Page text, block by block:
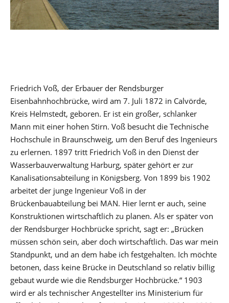
Friedrich Voß, der Erbauer der Rendsburger
Eisenbahnhochbrücke, wird am 7. Juli 1872 in Calvörde,
Kreis Helmstedt, geboren. Er ist ein großer, schlanker
Mann mit einer hohen Stirn. Voß besucht die Technische
Hochschule in Braunschweig, um den Beruf des Ingenieurs
zu erlernen. 1897 tritt Friedrich Voß in den Dienst der
Wasserbauverwaltung Harburg, später gehört er zur
Kanalisationsabteilung in Königsberg. Von 1899 bis 1902
arbeitet der junge Ingenieur Voß in der
Brückenbauabteilung bei MAN. Hier lernt er auch, seine
Konstruktionen wirtschaftlich zu planen. Als er später von
der Rendsburger Hochbrücke spricht, sagt er: „Brücken
müssen schön sein, aber doch wirtschaftlich. Das war mein
Standpunkt, und an dem habe ich festgehalten. Ich möchte
betonen, dass keine Brücke in Deutschland so relativ billig
gebaut wurde wie die Rendsburger Hochbrücke.“ 1903
wird er als technischer Angestellter ins Ministerium für